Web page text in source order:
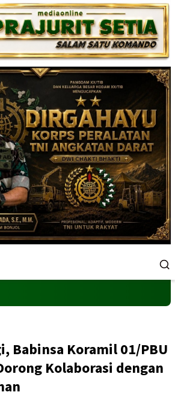
Babinsa Koramil 01/PBU
Kolaborasi dengan